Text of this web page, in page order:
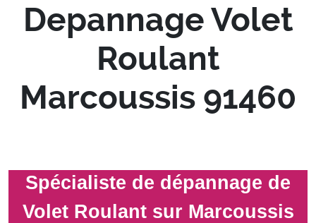
Depannage Volet
Roulant
Marcoussis 91460
Spécialiste de dépannage de
Volet Roulant sur Marcoussis